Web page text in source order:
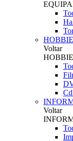
Voltar
Voltar